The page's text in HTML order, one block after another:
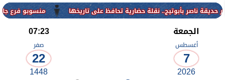
منسوبو فرع جامعة الأزهر
الجمعة
أغسطس
7
2026
07:23
صفر
22
1448